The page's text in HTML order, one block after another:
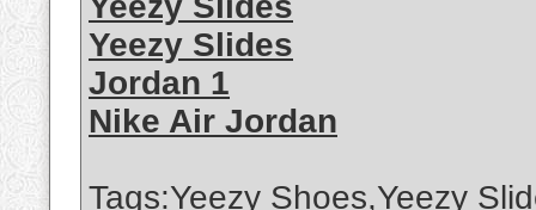
Yeezy Slides
Jordan 1
Nike Air Jordan
Tags:Yeezy Shoes,Yeezy